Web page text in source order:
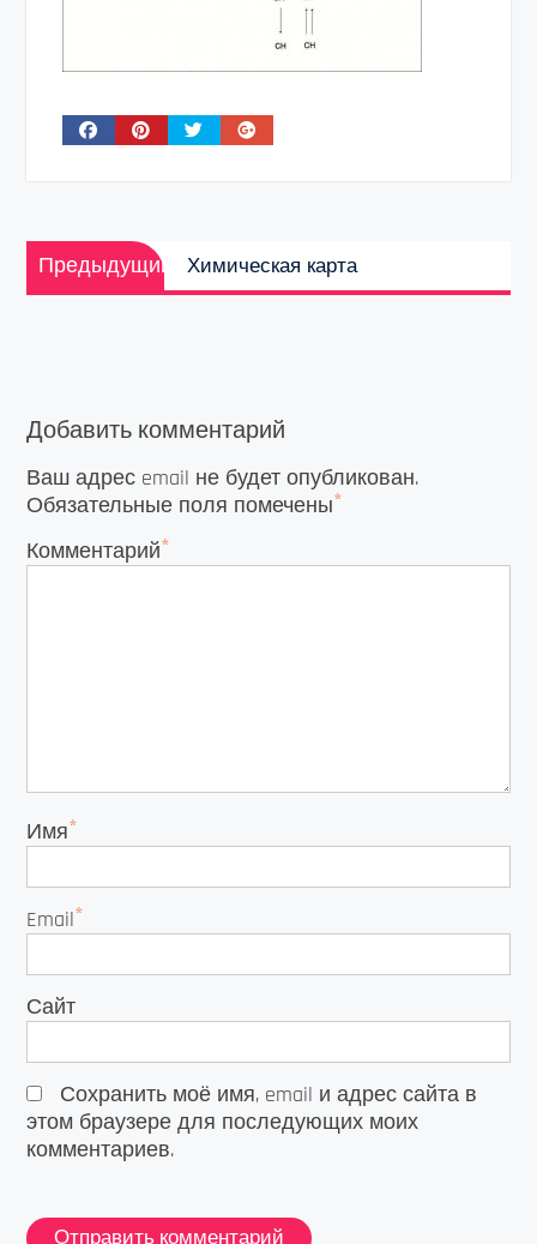
Навигация
по
записям
Предыдущий
Предыдущая
запись:
Химическая карта
Добавить комментарий
Ваш адрес email не будет опубликован.
Обязательные поля помечены*
Комментарий*
Имя*
Email*
Сайт
Сохранить моё имя, email и адрес сайта в
этом браузере для последующих моих
комментариев.